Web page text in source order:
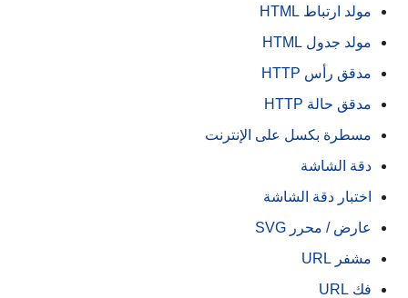
مولد ارتباط HTML
مولد جدول HTML
مدقق رأس HTTP
مدقق حالة HTTP
مسطرة بكسل على الإنترنت
دقة الشاشة
اختبار دقة الشاشة
عارض / محرر SVG
مشفر URL
فك URL